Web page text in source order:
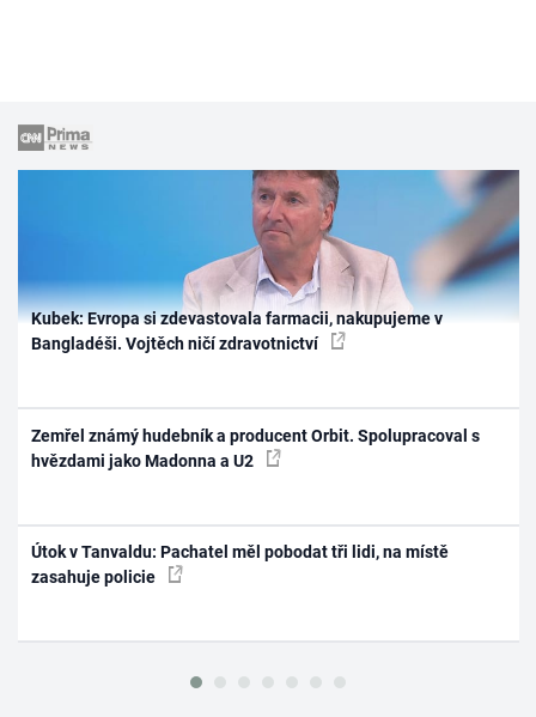
Kubek: Evropa si zdevastovala farmacii, nakupujeme v
Bangladéši. Vojtěch ničí zdravotnictví
Zemřel známý hudebník a producent Orbit. Spolupracoval s
hvězdami jako Madonna a U2
Útok v Tanvaldu: Pachatel měl pobodat tři lidi, na místě
zasahuje policie